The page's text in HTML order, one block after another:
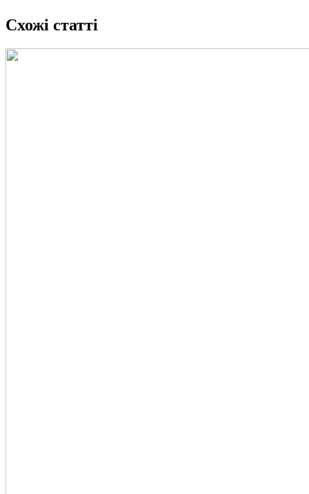
Схожі статті